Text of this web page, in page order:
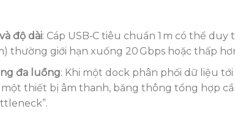
độ dài: Cáp USB‑C tiêu chuẩn 1 m có thể
thường giới hạn xuống 20 Gbps hoặc thấp
đa luồng: Khi một dock phân phối dữ liệu
thiết bị âm thanh, băng thông tổng hợp